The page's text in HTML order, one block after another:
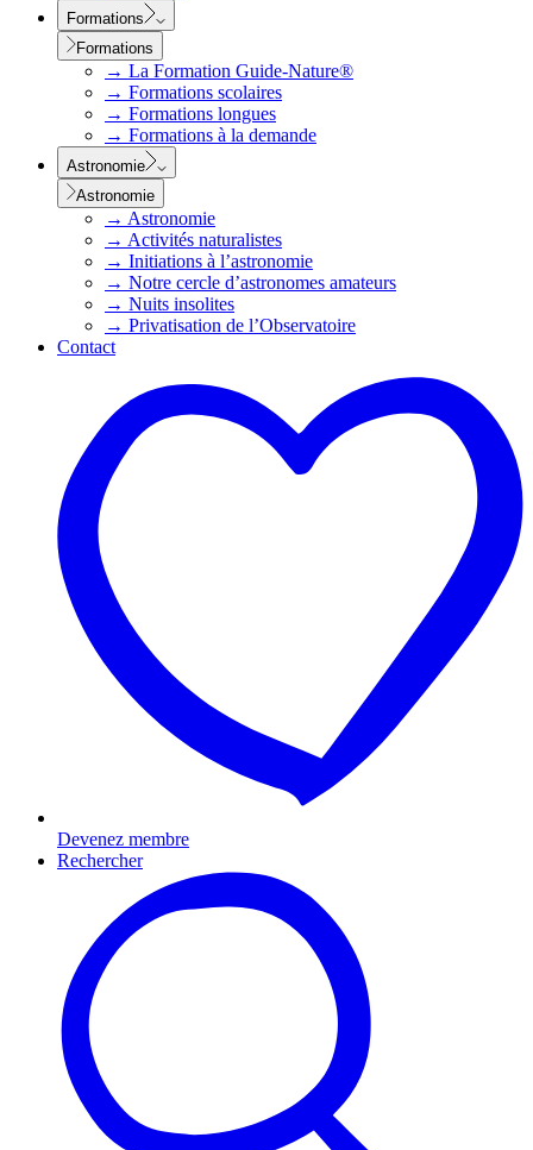
Formations
Formations
→ La Formation Guide-Nature®
→ Formations scolaires
→ Formations longues
→ Formations à la demande
Astronomie
Astronomie
→ Astronomie
→ Activités naturalistes
→ Initiations à l’astronomie
→ Notre cercle d’astronomes amateurs
→ Nuits insolites
→ Privatisation de l’Observatoire
Contact
Devenez membre
Rechercher